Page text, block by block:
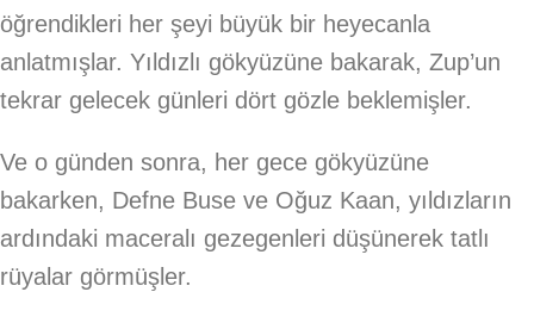
öğrendikleri her şeyi büyük bir heyecanla
anlatmışlar. Yıldızlı gökyüzüne bakarak, Zup’un
tekrar gelecek günleri dört gözle beklemişler.
Ve o günden sonra, her gece gökyüzüne
bakarken, Defne Buse ve Oğuz Kaan, yıldızların
ardındaki maceralı gezegenleri düşünerek tatlı
rüyalar görmüşler.